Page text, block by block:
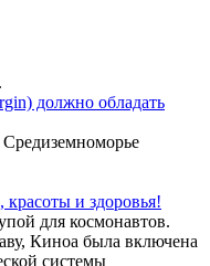
должно обладать
и здоровья!
для космонавтов.
Киноа была включена
системы